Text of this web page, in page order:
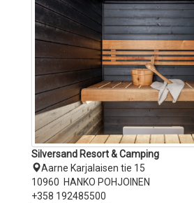
Silversand Resort & Camping
Aarne Karjalaisen tie 15
10960 HANKO POHJOINEN
+358 192485500